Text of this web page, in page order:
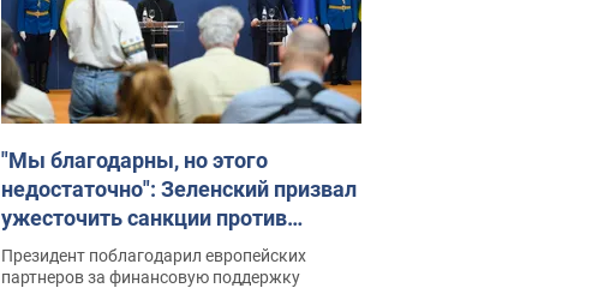
"Мы благодарны, но этого
недостаточно": Зеленский призвал
ужесточить санкции против
России
Президент поблагодарил европейских
партнеров за финансовую поддержку